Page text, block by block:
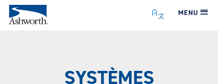
MENU
SYSTÈMES